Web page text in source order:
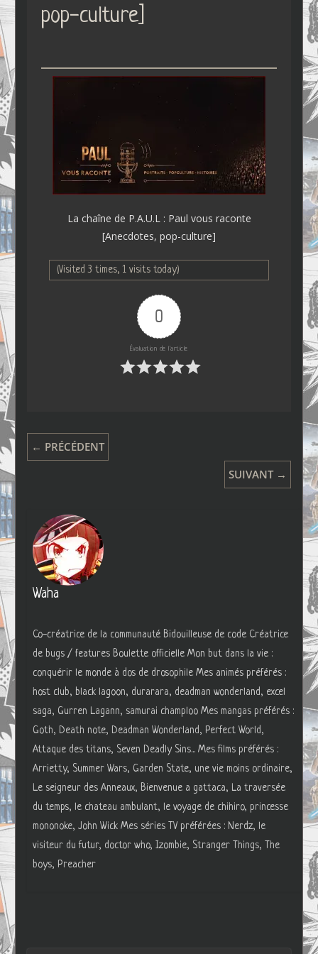
pop-culture]
La chaîne de P.A.U.L : Paul vous raconte
[Anecdotes, pop-culture]
(Visited 3 times, 1 visits today)
0
Évaluation de l'article
← PRÉCÉDENT
SUIVANT →
Waha
Co-créatrice de la communauté Bidouilleuse de code Créatrice
de bugs / features Boulette officielle Mon but dans la vie :
conquérir le monde à dos de drosophile Mes animés préférés :
host club, black lagoon, durarara, deadman wonderland, excel
saga, Gurren Lagann, samurai champloo Mes mangas préférés :
Goth, Death note, Deadman Wonderland, Perfect World,
Attaque des titans, Seven Deadly Sins... Mes films préférés :
Arrietty, Summer Wars, Garden State, une vie moins ordinaire,
Le seigneur des Anneaux, Bienvenue a gattaca, La traversée
du temps, le chateau ambulant, le voyage de chihiro, princesse
mononoke, John Wick Mes séries TV préférées : Nerdz, le
visiteur du futur, doctor who, Izombie, Stranger Things, The
boys, Preacher